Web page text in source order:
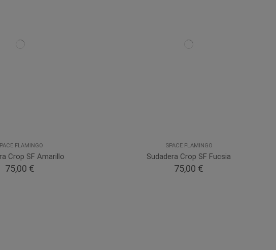
FLAMINGO
Crop SF Amarillo
75,00 €
SPACE FLAMINGO
Sudadera Crop SF Fucsia
75,00 €